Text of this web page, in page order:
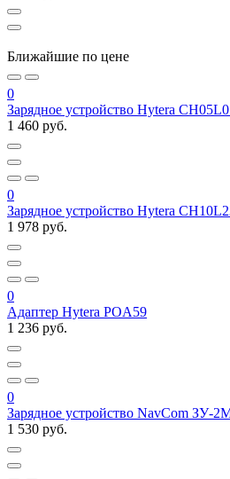
Ближайшие по цене
0
Зарядное устройство Hytera
1 460 руб.
0
Зарядное устройство Hytera
1 978 руб.
0
Адаптер Hytera POA59
1 236 руб.
0
Зарядное устройство NavCom ЗУ-
1 530 руб.